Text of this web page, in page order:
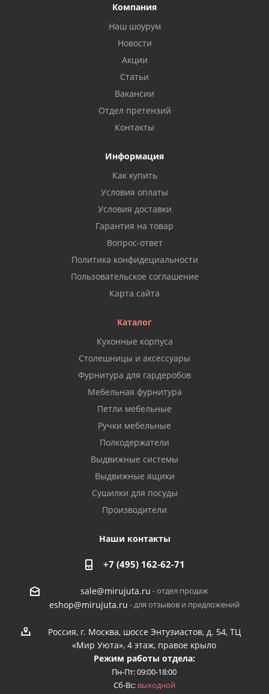
Компания
Наш шоурум
Новости
Акции
Статьи
Вакансии
Отдел претензий
Контакты
Информация
Как купить
Условия оплаты
Условия доставки
Гарантия на товар
Вопрос-ответ
Политика конфидециальности
Пользовательское соглашение
Карта сайта
Каталог
Кухонные корпуса
Столешницы и аксессуары
Фурнитура для гардеробов
Мебельная фурнитура
Петли мебельные
Ручки мебельные
Полкодержатели
Выдвижные системы
Выдвижные ящики
Сушилки для посуды
Производители
Наши контакты
+7 (495) 162-62-71
sale@mirujuta.ru - отдел продаж
eshop@mirujuta.ru - для отзывов и предложений
Россия, г. Москва, шоссе Энтузиастов, д. 54, ТЦ
«Мир Уюта», 4 этаж, правое крыло
Режим работы отдела:
Пн-Пт: 09:00-18:00
Сб-Вс: выходной